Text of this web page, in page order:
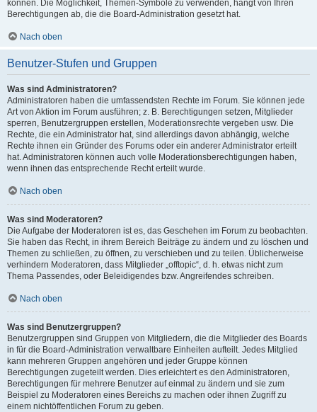
können. Die Möglichkeit, Themen-Symbole zu verwenden, hängt von Ihren
Berechtigungen ab, die die Board-Administration gesetzt hat.
Nach oben
Benutzer-Stufen und Gruppen
Was sind Administratoren?
Administratoren haben die umfassendsten Rechte im Forum. Sie können jede
Art von Aktion im Forum ausführen; z. B. Berechtigungen setzen, Mitglieder
sperren, Benutzergruppen erstellen, Moderationsrechte vergeben usw. Die
Rechte, die ein Administrator hat, sind allerdings davon abhängig, welche
Rechte ihnen ein Gründer des Forums oder ein anderer Administrator erteilt
hat. Administratoren können auch volle Moderationsberechtigungen haben,
wenn ihnen das entsprechende Recht erteilt wurde.
Nach oben
Was sind Moderatoren?
Die Aufgabe der Moderatoren ist es, das Geschehen im Forum zu beobachten.
Sie haben das Recht, in ihrem Bereich Beiträge zu ändern und zu löschen und
Themen zu schließen, zu öffnen, zu verschieben und zu teilen. Üblicherweise
verhindern Moderatoren, dass Mitglieder „offtopic“, d. h. etwas nicht zum
Thema Passendes, oder Beleidigendes bzw. Angreifendes schreiben.
Nach oben
Was sind Benutzergruppen?
Benutzergruppen sind Gruppen von Mitgliedern, die die Mitglieder des Boards
in für die Board-Administration verwaltbare Einheiten aufteilt. Jedes Mitglied
kann mehreren Gruppen angehören und jeder Gruppe können
Berechtigungen zugeteilt werden. Dies erleichtert es den Administratoren,
Berechtigungen für mehrere Benutzer auf einmal zu ändern und sie zum
Beispiel zu Moderatoren eines Bereichs zu machen oder ihnen Zugriff zu
einem nichtöffentlichen Forum zu geben.